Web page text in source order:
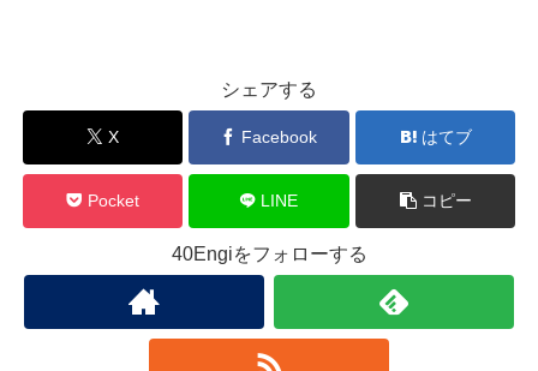
シェアする
X Facebook はてブ
Pocket LINE コピー
40Engiをフォローする